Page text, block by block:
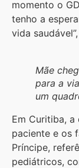
momento o
tenho a
vida
Mãe
para a
um
Em Curitiba,
paciente e os
Príncipe,
pediátricos,